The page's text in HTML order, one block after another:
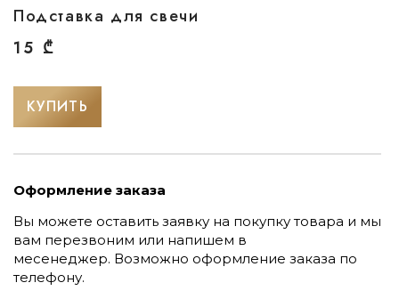
Подставка для свечи
15 ₾
КУПИТЬ
Оформление заказа
Вы можете оставить заявку на покупку товара и мы
вам перезвоним или напишем в
месенеджер. Возможно оформление заказа по
телефону.